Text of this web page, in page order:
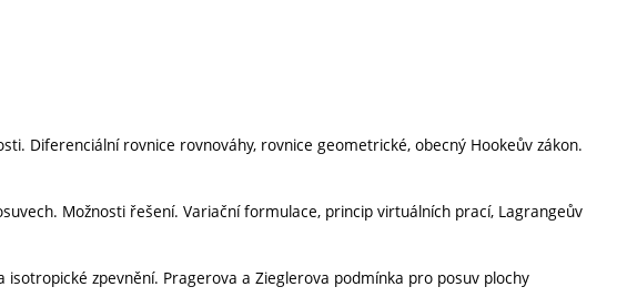
Diferenciální rovnice rovnováhy, rovnice geometrické, obecný Hookeův zákon.
Možnosti řešení. Variační formulace, princip virtuálních prací, Lagrangeův
zpevnění. Pragerova a Zieglerova podmínka pro posuv plochy